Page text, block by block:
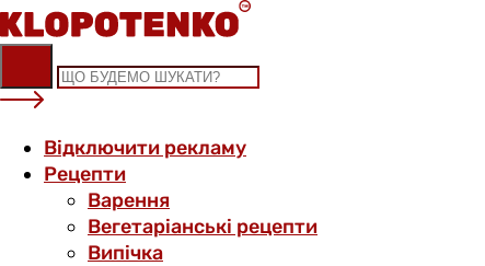
Skip
to
content
Відключити рекламу
Рецепти
Варення
Вегетаріанські рецепти
Випічка